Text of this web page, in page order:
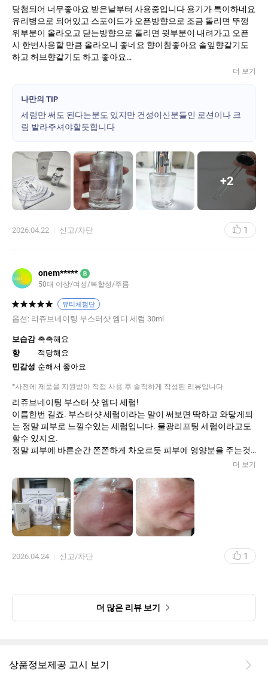
도 좋을 것 같아여!! 돈 많이 벌면 다른 라인들도 사용해보고 싶네요
ㅠ
당첨되어 너무좋아요 받은날부터 사용중입니다 용기가 특이하네요
유리병으로 되어있고 스포이드가 오픈방향으로 조금 돌리면 뚜껑
위부분이 올라오고 닫는방향으로 돌리면 윗부분이 내려가고 오픈
시 한번사용할 만큼 올라오니 좋네요 향이참좋아요 솔잎향같기도
하고 허브향같기도 하고 좋아요
첫날과 둘째날 닥토를한다음 바로 세럼만 일회사용량를 바르는데
데 둘째날이 지나고 나니 얼굴에 좁쌀처럼 올라오고 이상하다 싶어
사용중단하고 바로 집에있는 에스트라 제품 죄다 꺼내서 스킨 부터
크림까지 트러블 잠재우기위해 일주일정도 에스트라만 집중 사용
엔 건조했던 모양입니다
재사용 첫날부터는 닥토 하고 에스트라 스킨 충분히바르고 이번엔
세럼을 두번씩 발랐고 목까지 다바르고 크림도 발라주니 좁쌀이 생
기나 싶더니 이제 적응되었는지 금방 없어지더라고요 다행히 별탈
없이 아직까진 잘사용중입니다 적응이되니 얼굴에 광도 나고 팔자
주름이 엷어진것도 같고 탄력도 생기는거 같고 제일 크게 느끼는점
은 얼굴에 잡티나 홍조도 있지만 그외 피부가 맑아보입니다 전 하얀
피부인데 더하애진거 같기도하고 광이 나다보니 피부 엄청좋아보
까지 충분히 꾸준히 발라볼랍니다 변화가 보이니 찾게되네요
더 보기
나만의 TIP
세럼만 써도 된다는분도 있지만 건성이신분들인 로션이나 크
림 발라주셔야할듯합니다
+2
2026.04.22 신고/차단 1
onem***** B
50대 이상/여성/복합성/주름
뷰티체험단
옵션: 리쥬브네이팅 부스터샷 엠디 세럼 30ml
보습감 촉촉해요
향
적당해요
민감성 순해서 좋아요
*사전에 제품을 지원받아 직접 사용 후 솔직하게 작성된 리뷰입니다
리쥬브네이팅 부스터 샷 엠디 세럼!
이름한번 길죠. 부스터샷 세럼이라는 말이 써보면 딱하고 와닿게되
는 정말 피부로 느낄수있는 세럼입니다. 물광리프팅 세럼이라고도
할수 있지요.
정말 피부에 바른순간 쫀쫀하게 차오르듯 피부에 영양분을 주는것
같아요. 세럼을 바르고 흡수시키려 두드리면 착찹감기는게 손끝에
피부톤과 결도 밝아지고 매끄러워 지는것을 알수 있어요.
일부러 체험시간을 길게 가지고 리뷰를 쓰려고 마지막날까지 꽉 채
워서 오늘에서야 리뷰를 쓰게 되었어요.
저는 피부과를 한번도 다녀보지 않은 50대 줌마지만 리쥬브네이팅
부스터샷 엠디 세럼은 그런저에게 무슨 시술이라도 한거같은 광채
라는 생각도 했었는데 부스터샷 엠디 세럼은 그동안 쓰던 세럼들하
습니다.
피부과 시술후 사용하면 효과가 더 증대된다고 하니 더 많은 여성들
이 찾을것 같아요.
이 잘 대고 눌러야지 간혹 다른곳으로 슝하고 세럼이 날아가 버려서
더 보기
2026.04.24 신고/차단 1
더 많은 리뷰 보기
상품정보제공 고시 보기